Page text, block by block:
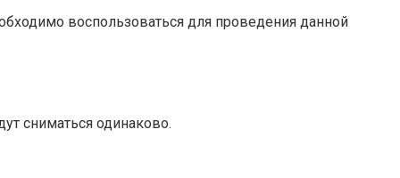
воспользоваться для проведения данной
сниматься одинаково.